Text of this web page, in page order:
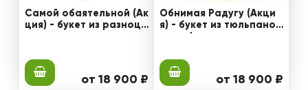
Самой обаятельной (Ак
ция) - букет из разноцв
от 18 900 ₽
Обнимая Радугу (Акци
я) - букет из тюльпанов
от 18 900 ₽